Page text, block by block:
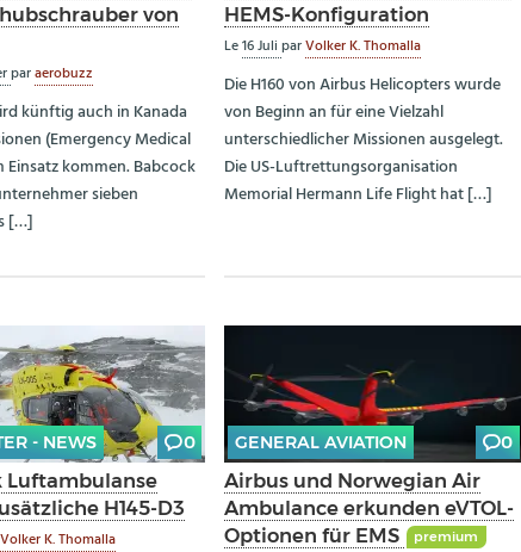
von
paraerobuzz
künftig auch in Kanada
(Emergency Medical
Einsatz kommen. Babcock
sieben
[…]
HEMS-Konfiguration
Le16 JuliparVolker K. Thomalla
Die H160 von Airbus Helicopters wurde
von Beginn an für eine Vielzahl
unterschiedlicher Missionen ausgelegt.
Die US-Luftrettungsorganisation
Memorial Hermann Life Flight hat […]
- NEWS 0
Luftambulanse
H145-D3
Volker K. Thomalla
GENERAL AVIATION 0
Airbus und Norwegian Air
Ambulance erkunden eVTOL-
Optionen für EMS
premium